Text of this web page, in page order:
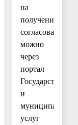
на
получение
согласования
можно
через
портал
Государственных
и
муниципальных
услуг